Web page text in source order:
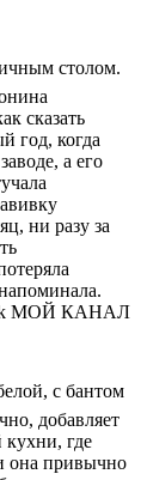
столом.
сказать
год, когда
а его
ни разу за
МОЙ КАНАЛ
с бантом
добавляет
кухни, где
она привычно